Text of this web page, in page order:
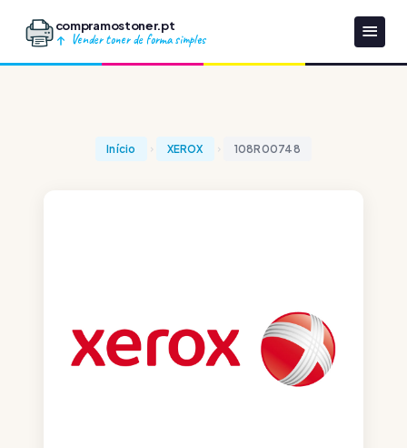
compramostoner.pt
Vender toner de forma simples
Início XEROX 108R00748